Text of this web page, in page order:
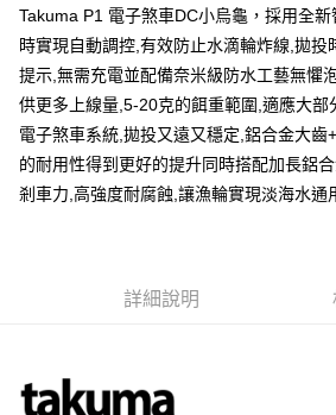
買賣價金債權讓與本公司後，依約使用本公司帳
2.基於同意付款使用「大哥付你分期」之契約關
資料（包含姓名、電話或地址）提供予台灣大哥
由本公司與您本人進行分期帳單所需資料之確認
3.完整用戶服務條款，請詳閱以下連結：https://
購買商品的店家。未經商家同意取消之訂單仍視
※ 交易是否成功請以「AFTEE先享後付 」之結
是否繳費成功／繳費後需取消欲退款等相關疑問
客戶支援中心」https://
【注意事項】
１．透過由恩沛科技股份有限公司提供之「
權轉讓予恩沛科技股份有限公司。
「AFTEE先享後付」，若未經同意申辦者引起之
５．嚴禁一人註冊多個帳號或使用他人資訊註冊
7-11取貨付款
每筆NT$60，滿NT$1,200(含以上)免運費
付款後7-11取貨
每筆NT$60，滿NT$1,200(含以上)免運費
一般宅配（門市自取請勿下單，請聯繫客
每筆NT$100，滿NT$2,000(含以上)免運費
國家/地區配送(**下單前請私訊客服確認實
Takuma P1 電子煞車DC小烏龜，採用全
時實現自動調控,有效防止水滴輪炸線,拋投
提示,無需充電並配備奈米級防水工藝無懼
供更多上線量,5-20克的餌重範圍,適應大部
電子煞車系統,拋投又遠又穩定,鋁合金大齒
的耐用性得到更好的提升同時搭配加長鋁
剎車力,高強度耐腐蝕,讓漁輪實現淡海水通
詳細說明